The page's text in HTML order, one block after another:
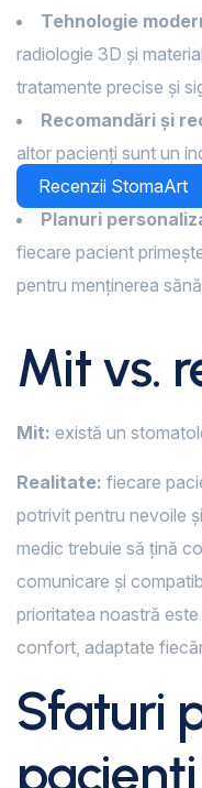
Tehnologie
radiologie 3D și
tratamente precise și
Recomandări și
altor pacienți sunt un
Recenzii StomaArt
Planuri
fiecare pacient
pentru menținerea
Mit vs.
Mit: există un
Realitate: fiecare
potrivit pentru nevoile
medic trebuie să țină
comunicare și
prioritatea noastră
confort, adaptate
Sfaturi